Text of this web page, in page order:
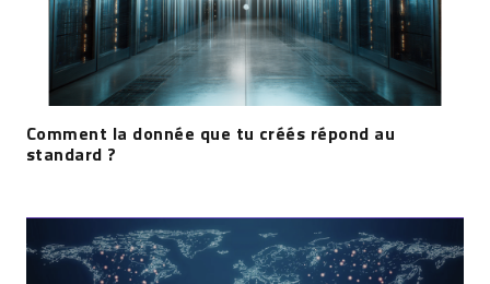
Comment la donnée que tu créés répond au
standard ?